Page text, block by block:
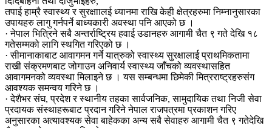
तपाई हाम्रै स्वास्थ्य र सुरक्षाालई ध्यानमा राखि केही क्षेत्रहरुमा निम्नानुसारका
उपायहरु लागु गर्नपर्ने बाध्यकारी अवस्था पनि आएको छ ।
· नेपाल भित्रिने सबै अन्तर्राष्ट्रिय हवाई उडानहरु आगामी चैत ९ गते देखि १८
गतेसम्मको लागि स्थगित गरिएको छ ।
· सीमानाकाबाट आवागमन गर्ने यात्रुको स्वास्थ्य सुरक्षालाई प्राथमिकतामा
राखी संक्रमणबाट जोगाउन अनिवार्य स्वास्थ्य जाँचको व्यवस्थासहित
आवागमनको व्यवस्था मिलाइने छ । यस सम्बन्धमा छिमेकी मित्रराष्ट्रहरुसंग
आवश्यक समन्वय गरिने छ ।
· देशैभर संघ, प्रदेश र स्थानीय तहका सार्वजनिक, सामुदायिक तथा निजी सेवा
प्रदायक संस्थाहरूबाट प्रदान गरिने नेपाल राजपत्रमा प्रकाशन गरिए
अनुसारका अत्यावश्यक सेवा बाहेकका अन्य सबै सेवाहरु आगामी चैत ९ गतेदेखि